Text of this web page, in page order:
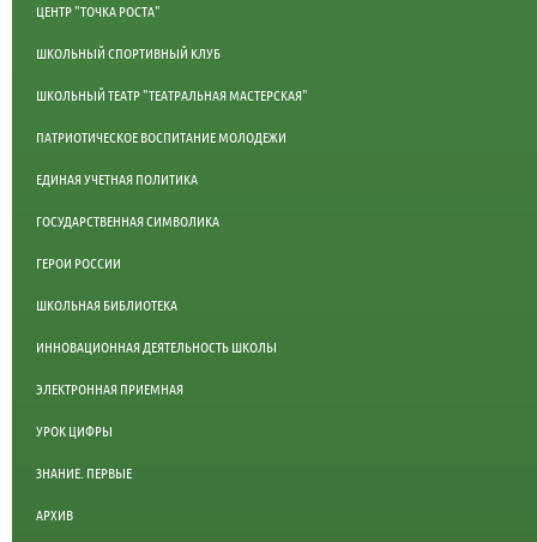
ЦЕНТР "ТОЧКА РОСТА"
ШКОЛЬНЫЙ СПОРТИВНЫЙ КЛУБ
ШКОЛЬНЫЙ ТЕАТР "ТЕАТРАЛЬНАЯ МАСТЕРСКАЯ"
ПАТРИОТИЧЕСКОЕ ВОСПИТАНИЕ МОЛОДЕЖИ
ЕДИНАЯ УЧЕТНАЯ ПОЛИТИКА
ГОСУДАРСТВЕННАЯ СИМВОЛИКА
ГЕРОИ РОССИИ
ШКОЛЬНАЯ БИБЛИОТЕКА
ИННОВАЦИОННАЯ ДЕЯТЕЛЬНОСТЬ ШКОЛЫ
ЭЛЕКТРОННАЯ ПРИЕМНАЯ
УРОК ЦИФРЫ
ЗНАНИЕ. ПЕРВЫЕ
АРХИВ